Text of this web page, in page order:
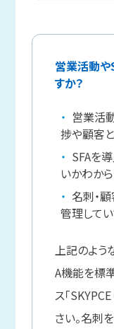
営業活動や
すか？
営業活
捗や顧客
SFAを
いかわか
名刺・
管理して
上記のよう
A機能を標
ス「
さい。名刺